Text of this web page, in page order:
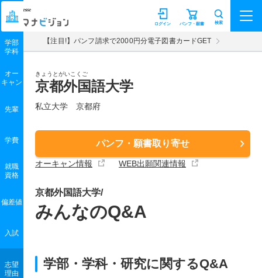
マナビジョン パンフ・願書
ログイン 検索
【注目!】パンフ請求で2000円分電子図書カードGET
きょうとがいこくご
京都外国語大学
私立大学 京都府
パンフ・願書取り寄せ
オーキャン情報 WEB出願関連情報
学部
学科
オー
キャン
先輩
学費
就職
資格
偏差値
入試
志望
理由
京都外国語大学/
みんなのQ&A
学部・学科・研究に関するQ&A